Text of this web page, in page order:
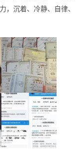
，沉着、冷静、自律、